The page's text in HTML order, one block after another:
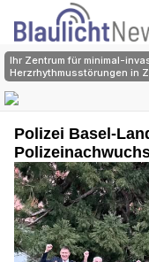
Polizei Basel-